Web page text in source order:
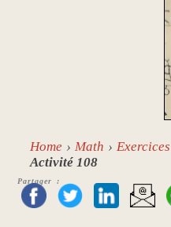
Home Math Exercices
Activité 108
Partager :